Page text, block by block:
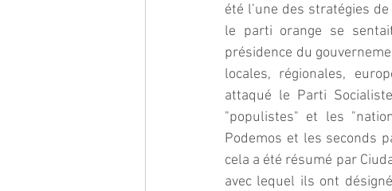
été l’une des stratégies
le parti orange se
présidence du
locales, régionales,
attaqué le Parti
"populistes" et les
Podemos et les seconds
cela a été résumé par
avec lequel ils ont